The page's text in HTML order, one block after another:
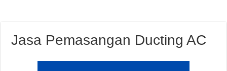
Jasa Pemasangan Ducting AC